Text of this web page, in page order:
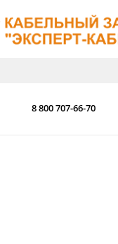
8 800 707-66-70